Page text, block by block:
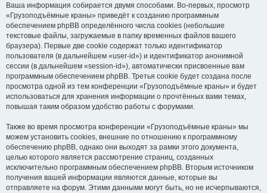
Ваша информация собирается двумя способами. Во-первых, просмотр
«Грузоподъёмные краны» приведёт к созданию программным
обеспечением phpBB определённого числа cookies (небольшие
текстовые файлы, загружаемые в папку временных файлов вашего
браузера). Первые две cookie содержат только идентификатор
пользователя (в дальнейшем «user-id») и идентификатор анонимной
сессии (в дальнейшем «session-id»), автоматически присвоенные вам
программным обеспечением phpBB. Третья cookie будет создана после
просмотра одной из тем конференции «Грузоподъёмные краны» и будет
использоваться для хранения информации о прочтённых вами темах,
повышая таким образом удобство работы с форумами.
Также во время просмотра конференции «Грузоподъёмные краны» мы
можем установить cookies, внешние по отношению к программному
обеспечению phpBB, однако они выходят за рамки этого документа,
целью которого является рассмотрение страниц, созданных
исключительно программным обеспечением phpBB. Вторым источником
получения вашей информации являются данные, которые вы
отправляете на форум. Этими данными могут быть, но не исчерпываются,